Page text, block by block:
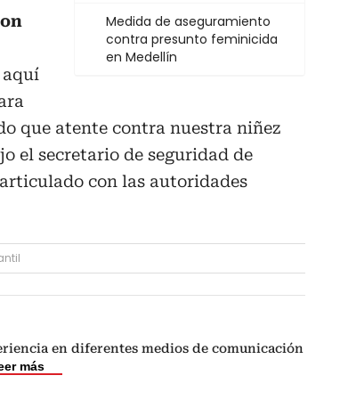
Medida de aseguramiento
contra presunto feminicida
en Medellín
aquí
que atente contra nuestra niñez
el secretario de seguridad de
con las autoridades
en diferentes medios de comunicación
más